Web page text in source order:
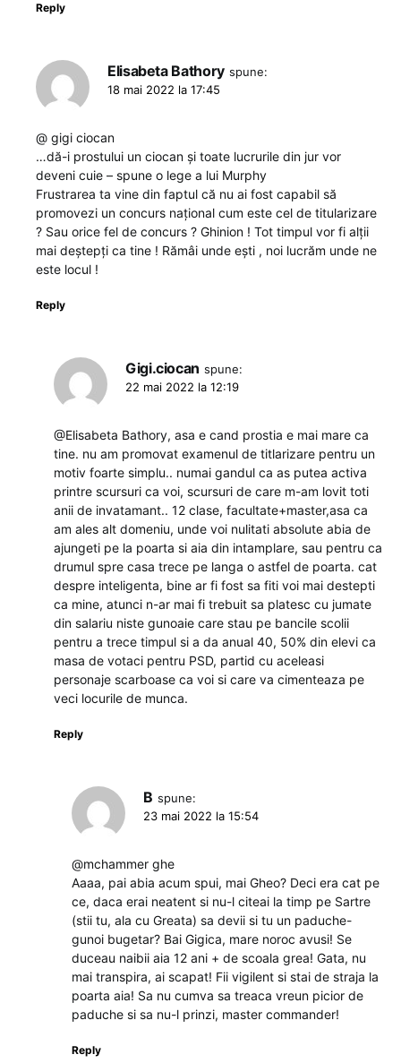
Reply
Elisabeta Bathory spune:
18 mai 2022 la 17:45
@ gigi ciocan
…dă-i prostului un ciocan și toate lucrurile din jur vor
deveni cuie – spune o lege a lui Murphy
Frustrarea ta vine din faptul că nu ai fost capabil să
promovezi un concurs național cum este cel de titularizare
? Sau orice fel de concurs ? Ghinion ! Tot timpul vor fi alții
mai deștepți ca tine ! Rămâi unde ești , noi lucrăm unde ne
este locul !
Reply
Gigi.ciocan spune:
22 mai 2022 la 12:19
@Elisabeta Bathory, asa e cand prostia e mai mare ca
tine. nu am promovat examenul de titlarizare pentru un
motiv foarte simplu.. numai gandul ca as putea activa
printre scursuri ca voi, scursuri de care m-am lovit toti
anii de invatamant.. 12 clase, facultate+master,asa ca
am ales alt domeniu, unde voi nulitati absolute abia de
ajungeti pe la poarta si aia din intamplare, sau pentru ca
drumul spre casa trece pe langa o astfel de poarta. cat
despre inteligenta, bine ar fi fost sa fiti voi mai destepti
ca mine, atunci n-ar mai fi trebuit sa platesc cu jumate
din salariu niste gunoaie care stau pe bancile scolii
pentru a trece timpul si a da anual 40, 50% din elevi ca
masa de votaci pentru PSD, partid cu aceleasi
personaje scarboase ca voi si care va cimenteaza pe
veci locurile de munca.
Reply
B spune:
23 mai 2022 la 15:54
@mchammer ghe
Aaaa, pai abia acum spui, mai Gheo? Deci era cat pe
ce, daca erai neatent si nu-l citeai la timp pe Sartre
(stii tu, ala cu Greata) sa devii si tu un paduche-
gunoi bugetar? Bai Gigica, mare noroc avusi! Se
duceau naibii aia 12 ani + de scoala grea! Gata, nu
mai transpira, ai scapat! Fii vigilent si stai de straja la
poarta aia! Sa nu cumva sa treaca vreun picior de
paduche si sa nu-l prinzi, master commander!
Reply